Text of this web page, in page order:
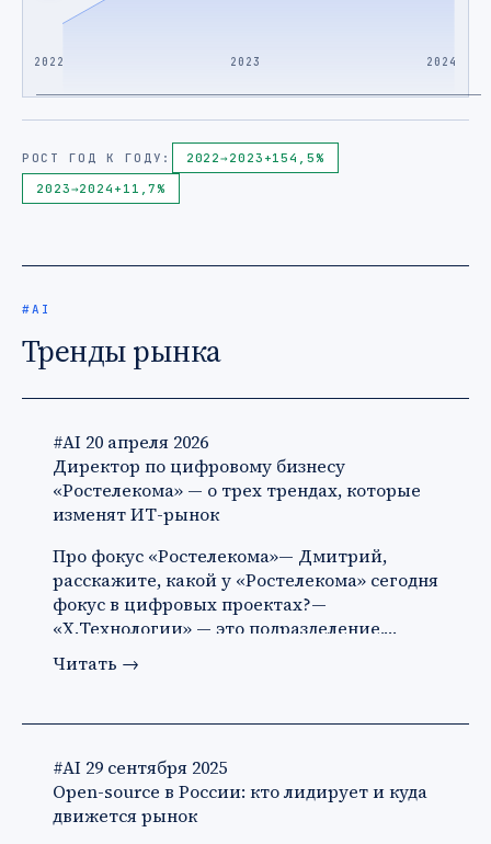
2022 2023 2024
РОСТ ГОД К ГОДУ: 2022→ 2023 +154,5%
2023→2024 +11,7%
#AI
Тренды рынка
#AI 20 апреля 2026
Директор по цифровому бизнесу
«Ростелекома» — о трех трендах, которые
изменят ИТ-рынок
Про фокус «Ростелекома»— Дмитрий,
расскажите, какой у «Ростелекома» сегодня
фокус в цифровых проектах?—
«X.Технологии» — это подразделение,…
Читать →
#AI 29 сентября 2025
Open-source в России: кто лидирует и куда
движется рынок